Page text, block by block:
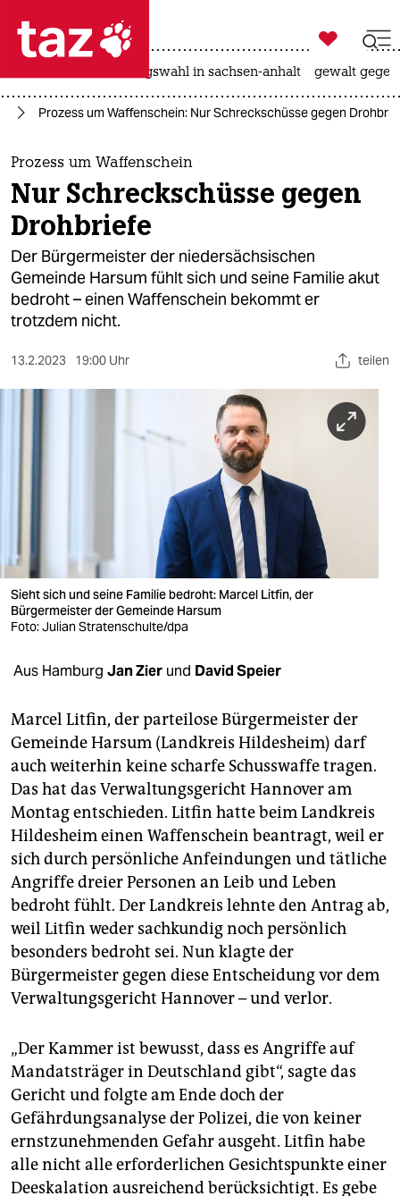
 taz zahl ich
taz zahl ich
themen
politik
öko
gesellschaft
kultur
sport
verlag
veranstaltungen
shop
fragen & hilfe
abo
genossenschaft
epaper login

taz zahl ich
landtagswahl in sachsen-anhalt gewalt
Prozess um Waffenschein: Nur Schreckschüsse gegen
Prozess um Waffenschein
Nur Schreckschüsse gegen
Drohbriefe
Der Bürgermeister der niedersächsischen
Gemeinde Harsum fühlt sich und seine Familie akut
bedroht – einen Waffenschein bekommt er
trotzdem nicht.
13.2.2023 19:00 Uhr teilen
Sieht sich und seine Familie bedroht: Marcel Litfin, der
Bürgermeister der Gemeinde Harsum
Foto: Julian Stratenschulte/dpa
Aus Hamburg Jan Zier und David Speier
Marcel Litfin, der parteilose Bürgermeister der
Gemeinde Harsum (Landkreis Hildesheim) darf
auch weiterhin keine scharfe Schusswaffe tragen.
Das hat das Verwaltungsgericht Hannover am
Montag entschieden. Litfin hatte beim Landkreis
Hildesheim einen Waffenschein beantragt, weil er
sich durch persönliche Anfeindungen und tätliche
Angriffe dreier Personen an Leib und Leben
bedroht fühlt. Der Landkreis lehnte den Antrag ab,
weil Litfin weder sachkundig noch persönlich
besonders bedroht sei. Nun klagte der
Bürgermeister gegen diese Entscheidung vor dem
Verwaltungsgericht Hannover – und verlor.
„Der Kammer ist bewusst, dass es Angriffe auf
Mandatsträger in Deutschland gibt“, sagte das
Gericht und folgte am Ende doch der
Gefährdungsanalyse der Polizei, die von keiner
ernstzunehmenden Gefahr ausgeht. Litfin habe
alle nicht alle erforderlichen Gesichtspunkte einer
Deeskalation ausreichend berücksichtigt. Es gebe